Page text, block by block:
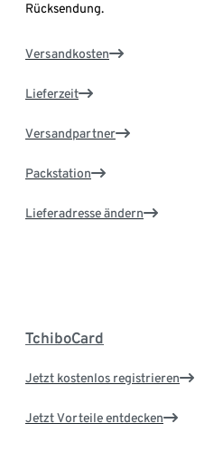
Rücksendung.
Versandkosten
Lieferzeit
Versandpartner
Packstation
Lieferadresse ändern
TchiboCard
Jetzt kostenlos registrieren
Jetzt Vorteile entdecken